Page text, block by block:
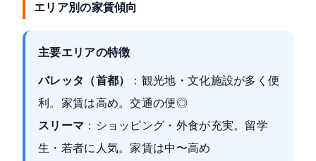
エリア別の家賃傾向
主要エリアの特徴
バレッタ（首都）
：観光地・文化施設が多く便
利。家賃は高め。交通の便◎
スリーマ ：ショッピング・外食が充実。留学
生・若者に人気。家賃は中〜高め